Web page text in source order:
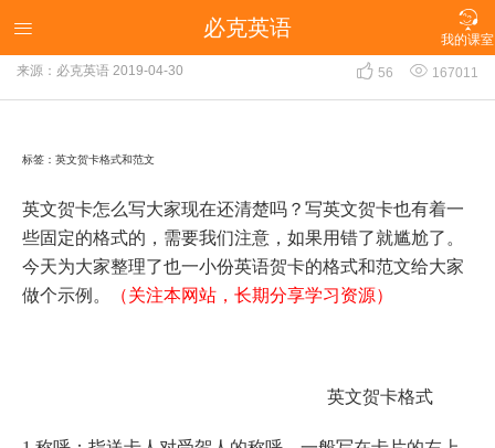

我的课室
 必克英语
英文贺卡格式和范文
来源：必克英语 2019-04-30  56  167011
标签：英文贺卡格式和范文
英文贺卡怎么写大家现在还清楚吗？写英文贺卡也有着一
些固定的格式的，需要我们注意，如果用错了就尴尬了。
今天为大家整理了也一小份英语贺卡的格式和范文给大家
做个示例。
（关注本网站，长期分享学习资源）
英文贺卡格式